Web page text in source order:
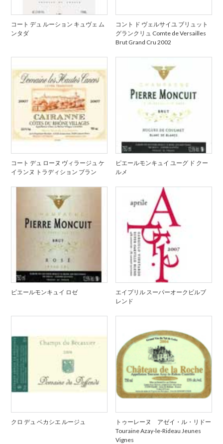
コート デュ ルーション キュヴェ ム
ンタダ
コント ド ヴェルサイユ ブリュット
グランクリュ Comte de Versailles
Brut Grand Cru 2002
コート デュ ローヌ ヴィラージュ ケ
イランヌ トラディション ブラン
ピエールモンキュイ ユーグ ド クー
ルメ
ピエールモンキュイ ロゼ
エイプリル スーパーオークビルブ
レンド
クロ デュ ベカシエ ルージュ
トゥーレーヌ アゼイ・ル・リドー
Touraine Azay-le-Rideau Jeunes
Vignes